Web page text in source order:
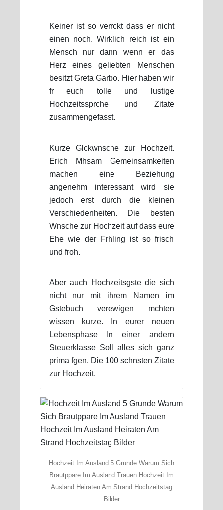
Keiner ist so verrckt dass er nicht
einen noch. Wirklich reich ist ein
Mensch nur dann wenn er das
Herz eines geliebten Menschen
besitzt Greta Garbo. Hier haben wir
fr euch tolle und lustige
Hochzeitssprche und Zitate
zusammengefasst.
Kurze Glckwnsche zur Hochzeit.
Erich Mhsam Gemeinsamkeiten
machen eine Beziehung
angenehm interessant wird sie
jedoch erst durch die kleinen
Verschiedenheiten. Die besten
Wnsche zur Hochzeit auf dass eure
Ehe wie der Frhling ist so frisch
und froh.
Aber auch Hochzeitsgste die sich
nicht nur mit ihrem Namen im
Gstebuch verewigen mchten
wissen kurze. In eurer neuen
Lebensphase In einer andern
Steuerklasse Soll alles sich ganz
prima fgen. Die 100 schnsten Zitate
zur Hochzeit.
Hochzeit Im Ausland 5 Grunde Warum Sich
Brautppare Im Ausland Trauen Hochzeit Im
Ausland Heiraten Am Strand Hochzeitstag
Bilder